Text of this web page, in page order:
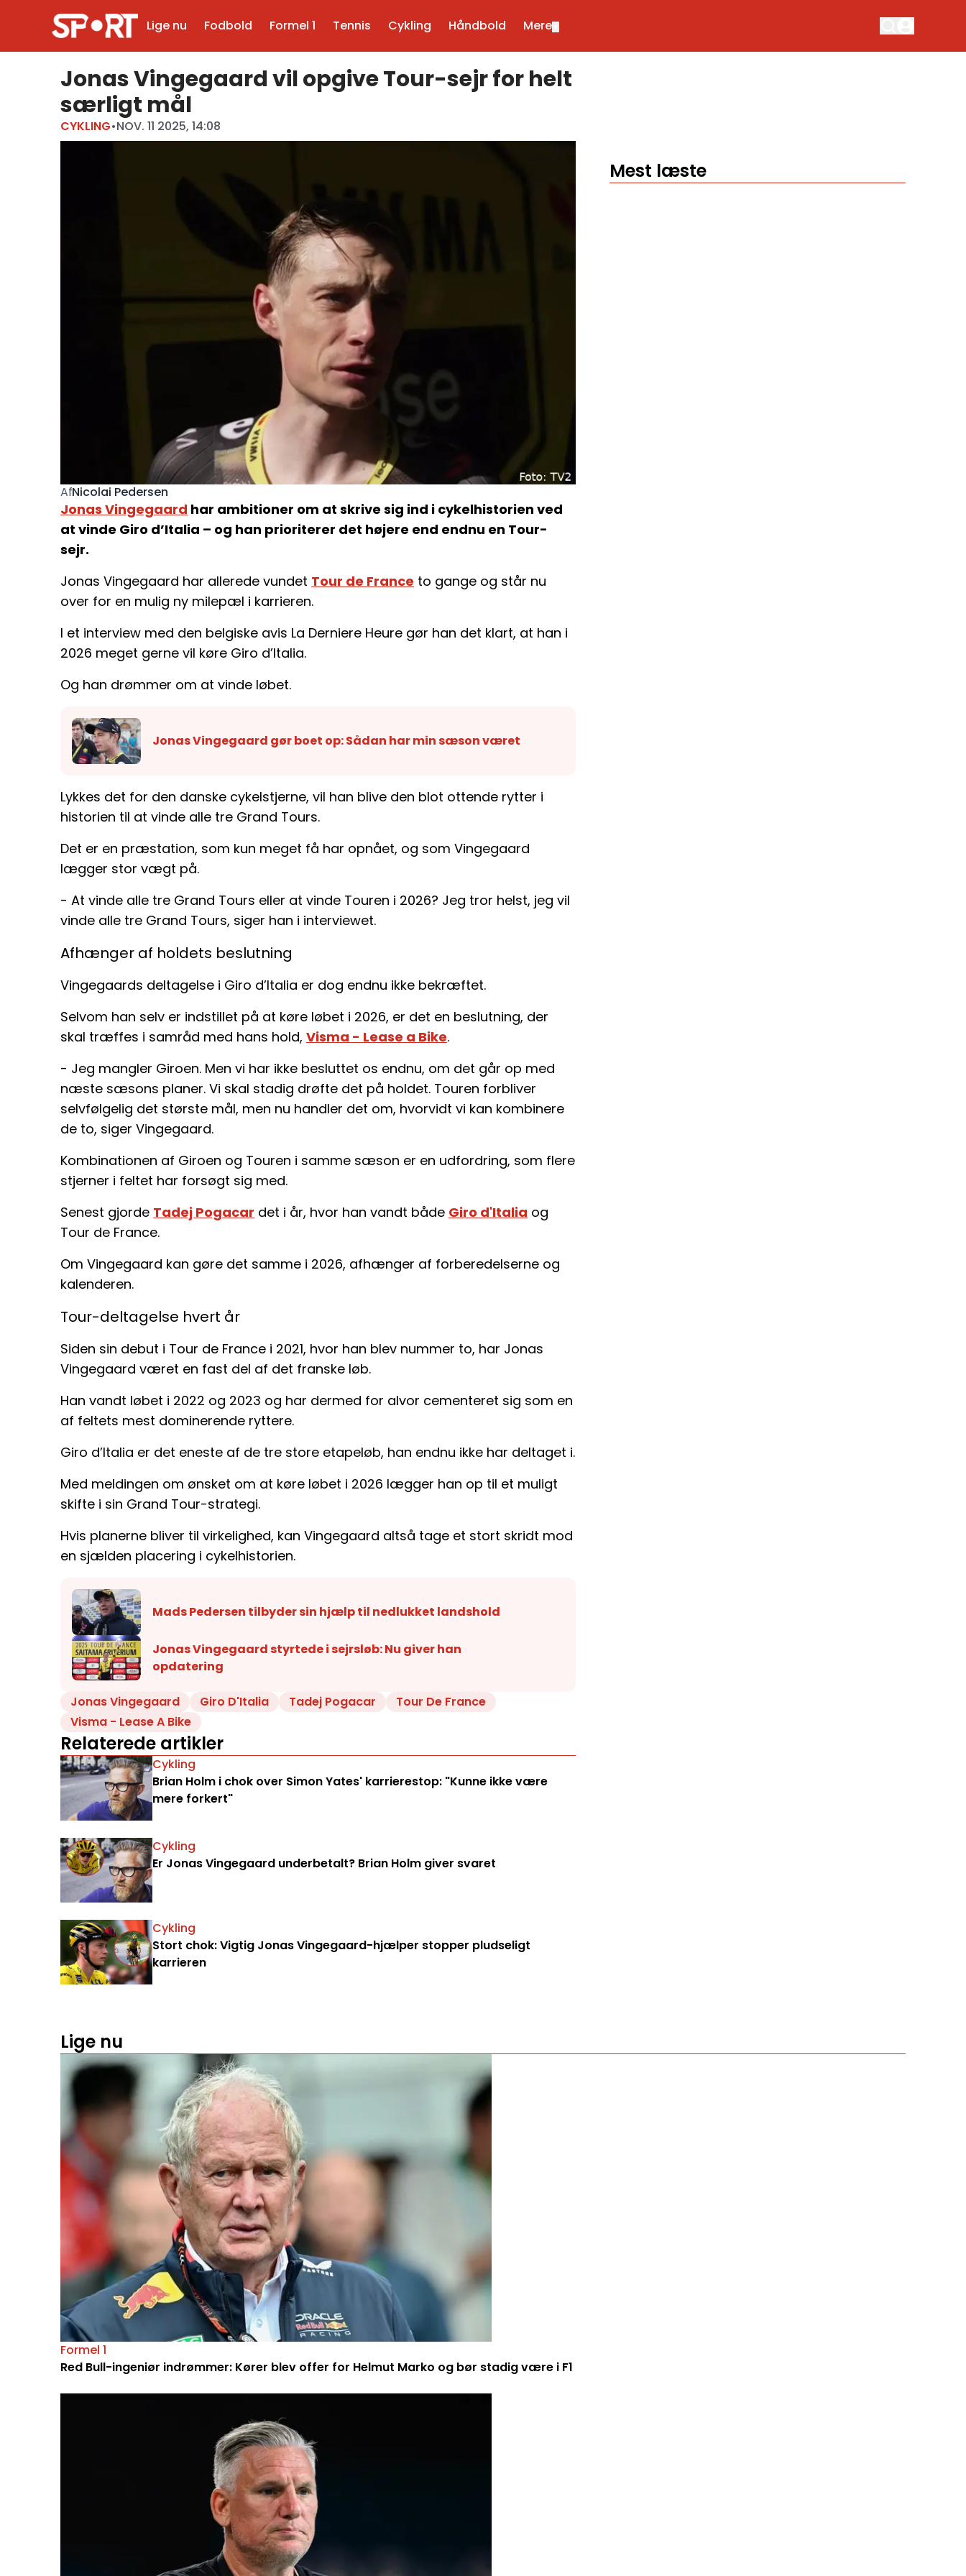
Lige nu Fodbold Formel 1 Tennis Cykling Håndbold Mere
Jonas Vingegaard vil opgive Tour-sejr for helt
særligt mål
CYKLING•NOV. 11 2025, 14:08
AfNicolai Pedersen
Jonas Vingegaard har ambitioner om at skrive sig ind i cykelhistorien ved
at vinde Giro d’Italia – og han prioriterer det højere end endnu en Tour-
sejr.
Jonas Vingegaard har allerede vundet Tour de France to gange og står nu
over for en mulig ny milepæl i karrieren.
I et interview med den belgiske avis La Derniere Heure gør han det klart, at han i
2026 meget gerne vil køre Giro d’Italia.
Og han drømmer om at vinde løbet.
Jonas Vingegaard gør boet op: Sådan har min sæson været
Lykkes det for den danske cykelstjerne, vil han blive den blot ottende rytter i
historien til at vinde alle tre Grand Tours.
Det er en præstation, som kun meget få har opnået, og som Vingegaard
lægger stor vægt på.
- At vinde alle tre Grand Tours eller at vinde Touren i 2026? Jeg tror helst, jeg vil
vinde alle tre Grand Tours, siger han i interviewet.
Afhænger af holdets beslutning
Vingegaards deltagelse i Giro d’Italia er dog endnu ikke bekræftet.
Selvom han selv er indstillet på at køre løbet i 2026, er det en beslutning, der
skal træffes i samråd med hans hold, Visma - Lease a Bike.
- Jeg mangler Giroen. Men vi har ikke besluttet os endnu, om det går op med
næste sæsons planer. Vi skal stadig drøfte det på holdet. Touren forbliver
selvfølgelig det største mål, men nu handler det om, hvorvidt vi kan kombinere
de to, siger Vingegaard.
Kombinationen af Giroen og Touren i samme sæson er en udfordring, som flere
stjerner i feltet har forsøgt sig med.
Senest gjorde Tadej Pogacar det i år, hvor han vandt både Giro d'Italia og
Tour de France.
Om Vingegaard kan gøre det samme i 2026, afhænger af forberedelserne og
kalenderen.
Tour-deltagelse hvert år
Siden sin debut i Tour de France i 2021, hvor han blev nummer to, har Jonas
Vingegaard været en fast del af det franske løb.
Han vandt løbet i 2022 og 2023 og har dermed for alvor cementeret sig som en
af feltets mest dominerende ryttere.
Giro d’Italia er det eneste af de tre store etapeløb, han endnu ikke har deltaget i.
Med meldingen om ønsket om at køre løbet i 2026 lægger han op til et muligt
skifte i sin Grand Tour-strategi.
Hvis planerne bliver til virkelighed, kan Vingegaard altså tage et stort skridt mod
en sjælden placering i cykelhistorien.
Mads Pedersen tilbyder sin hjælp til nedlukket landshold
Jonas Vingegaard styrtede i sejrsløb: Nu giver han
opdatering
Jonas Vingegaard Giro D'Italia Tadej Pogacar
Tour De France
Visma - Lease A Bike
Relaterede artikler
Cykling
Brian Holm i chok over Simon Yates' karrierestop: "Kunne ikke være
mere forkert"
Cykling
Er Jonas Vingegaard underbetalt? Brian Holm giver svaret
Cykling
Stort chok: Vigtig Jonas Vingegaard-hjælper stopper pludseligt
karrieren
Mest læste
Lige nu
Formel 1
Red Bull-ingeniør indrømmer: Kører blev offer for Helmut Marko og bør stadig være i F1